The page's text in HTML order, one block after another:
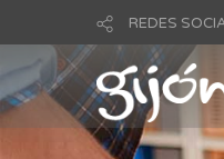
REDES